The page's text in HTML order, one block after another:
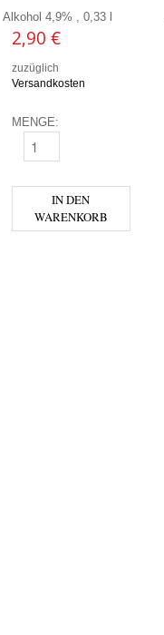
ZWICKL MENGE
Alkohol 4,9% , 0,33 l
2,90 €
zuzüglich
Versandkosten
MENGE:
LINZER BIER - ZWICKL
IN DEN
WARENKORB